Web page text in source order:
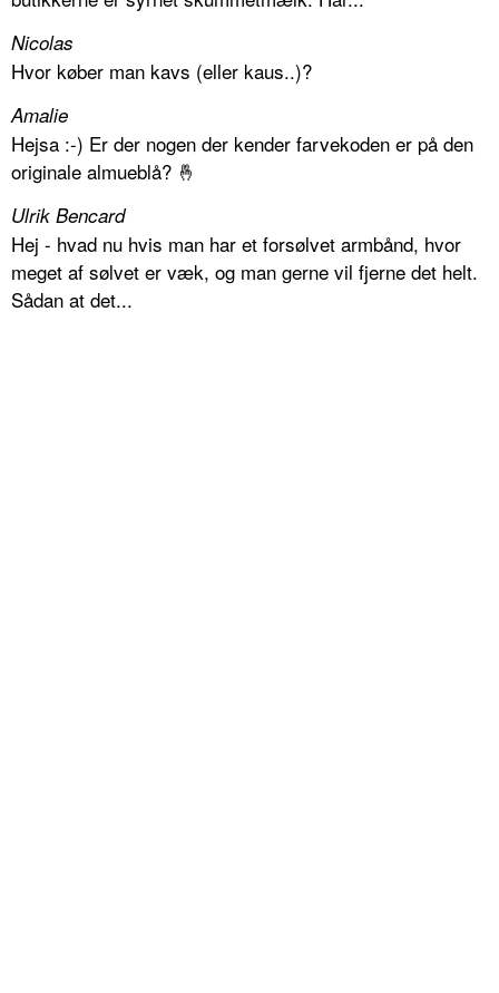
Nicolas
Hvor køber man kavs (eller kaus..)?
Amalie
Hejsa :-) Er der nogen der kender farvekoden er på den
originale almueblå? 🤞
Ulrik Bencard
Hej - hvad nu hvis man har et forsølvet armbånd, hvor
meget af sølvet er væk, og man gerne vil fjerne det helt.
Sådan at det...